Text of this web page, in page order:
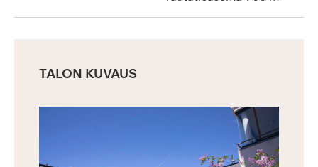
TALON KUVAUS